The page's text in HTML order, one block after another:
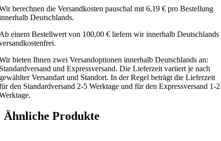
berechnen die Versandkosten pauschal mit 6,19 € pro Bestellung
Deutschlands.
einem Bestellwert von 100,00 € liefern wir innerhalb Deutschlands
bieten Ihnen zwei Versandoptionen innerhalb Deutschlands an:
und Expressversand. Die Lieferzeit variiert je nach
Versandart und Standort. In der Regel beträgt die Lieferzeit
den Standardversand 2-5 Werktage und für den Expressversand 1-2
Ähnliche Produkte